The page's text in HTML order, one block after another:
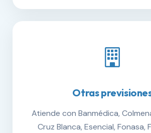
Otras
Atiende con Banmédica,
Cruz Blanca, Esencial, Fonasa,